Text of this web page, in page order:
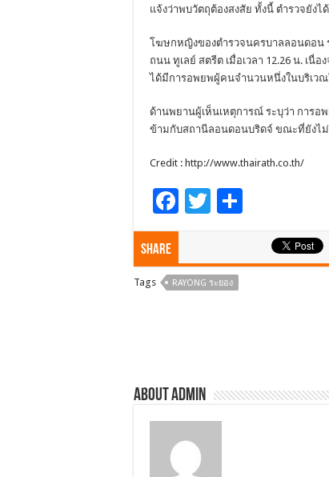
แจ้งว่าพบวัตถุต้องสงสัย ทั้งนี้ ตำรวจยัง
โฆษกหญิงของตำรวจนครบาลลอนดอน
ถนน ทูเลย์ สตรีต เมื่อเวลา 12.26 น. เนื่
ได้มีการอพยพผู้คนจำนวนหนึ่งในบริเวณ
ด้านพยานผู้เห็นเหตุการณ์ ระบุว่า การอ
ข้ามกับสถานีลอนดอนบริดจ์ ขณะที่ยังไม่
Credit : http://www.thairath.co.th/
F
b
T
er
Share
Tags RAYONG ระยอง
About admin